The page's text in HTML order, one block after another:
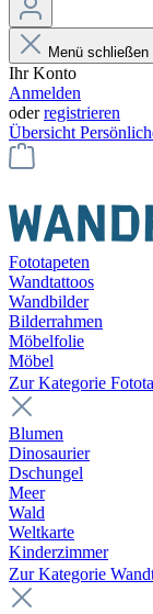
Menü schließen
Ihr Konto
Anmelden
oderregistrieren
Übersicht
Fototapeten
Wandtattoos
Wandbilder
Bilderrahmen
Möbelfolie
Möbel
Zur Kategorie
Blumen
Dinosaurier
Dschungel
Meer
Wald
Weltkarte
Kinderzimmer
Zur Kategorie